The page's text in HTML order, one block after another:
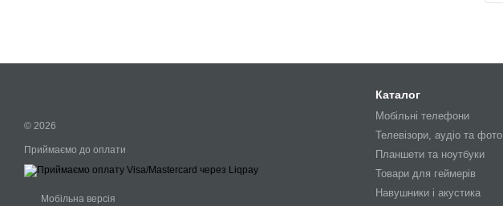
© 2026
Приймаємо до оплати
Мобільна версія
Каталог
Мобільні телефони
Телевізори, аудіо та фото
Планшети та ноутбуки
Товари для геймерів
Навушники і акустика